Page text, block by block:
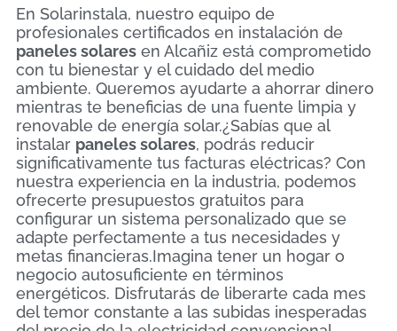
En Solarinstala, nuestro equipo de
profesionales certificados en instalación de
paneles solares en Alcañiz está comprometido
con tu bienestar y el cuidado del medio
ambiente. Queremos ayudarte a ahorrar dinero
mientras te beneficias de una fuente limpia y
renovable de energía solar.¿Sabías que al
instalar paneles solares, podrás reducir
significativamente tus facturas eléctricas? Con
nuestra experiencia en la industria, podemos
ofrecerte presupuestos gratuitos para
configurar un sistema personalizado que se
adapte perfectamente a tus necesidades y
metas financieras.Imagina tener un hogar o
negocio autosuficiente en términos
energéticos. Disfrutarás de liberarte cada mes
del temor constante a las subidas inesperadas